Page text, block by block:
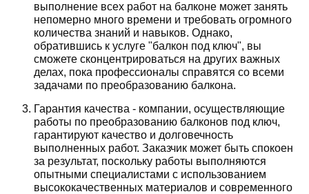
выполнение всех работ на балконе может занять
непомерно много времени и требовать огромного
количества знаний и навыков. Однако,
обратившись к услуге "балкон под ключ", вы
сможете сконцентрироваться на других важных
делах, пока профессионалы справятся со всеми
задачами по преобразованию балкона.
Гарантия качества - компании, осуществляющие
работы по преобразованию балконов под ключ,
гарантируют качество и долговечность
выполненных работ. Заказчик может быть спокоен
за результат, поскольку работы выполняются
опытными специалистами с использованием
высококачественных материалов и современного